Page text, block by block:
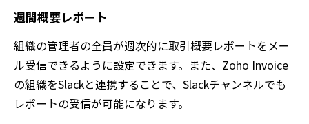
週間概要レポート
組織の管理者の全員が週次的に取引概要レポートをメー
ル受信できるように設定できます。また、Zoho Invoice
の組織をSlackと連携することで、Slackチャンネルでも
レポートの受信が可能になります。